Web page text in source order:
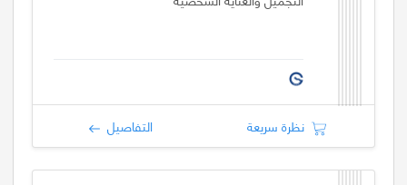
نظرة سريعة التفاصيل